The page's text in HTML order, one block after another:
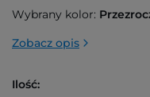
Wybrany kolor:
Zobacz opis
Ilość: